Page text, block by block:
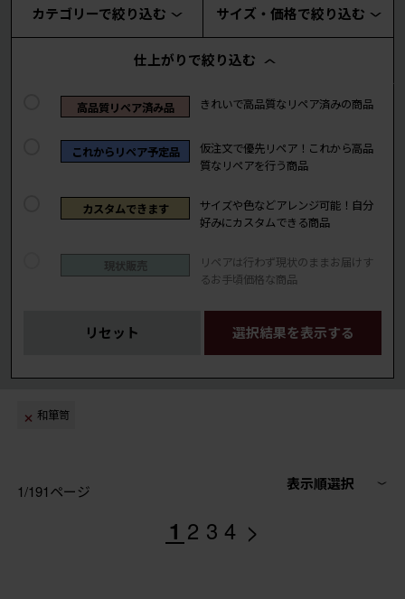
カテゴリーで絞り込む サイズ・価格で絞り込む
仕上がりで絞り込む
高品質リペア済み品 きれいで高品質なリペア済みの商品
これからリペア予定品
仮注文で優先リペア！これから高品
質なリペアを行う商品
カスタムできます
サイズや色などアレンジ可能！自分
好みにカスタムできる商品
現状販売
リペアは行わず現状のままお届けす
るお手頃価格な商品
リセット 選択結果を表示する
和箪笥
1/191ページ 表示順選択
1 2 3 4 >